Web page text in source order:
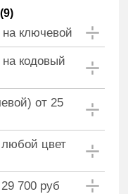
9)
ключевой
кодовый
от 25
любой цвет
700 руб